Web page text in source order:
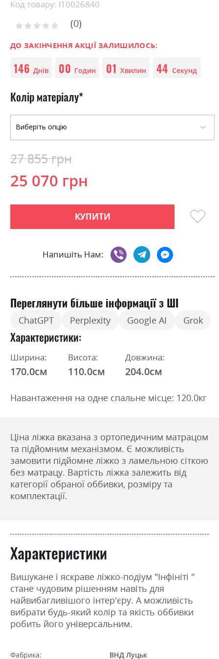
Skip
the
of
images
gallery
Код товару: l10026840
Рейтинг: 0
ДО ЗАКІНЧЕННЯ АКЦІЇ ЗАЛИШИЛОСЬ:
146 Днів 00 Годин 01 Хвилин 44 Секунд
Колір матеріалу
25 070 грн
27 855 грн
КУПИТИ
Напишіть Нам:
Переглянути більше інформації з ШІ
ChatGPT Perplexity Google AI Grok
Характеристики
Ширина:
170.0см
Висота:
110.0см
Довжина:
204.0см
Навантаження на одне спальне місце: 120.0кг
Ціна ліжка вказана з ортопедичним матрацом
та підйомним механізмом. Є можливість
замовити підйомне ліжко з ламельною сіткою
без матрацу. Вартість ліжка залежить від
категорії обраної оббивки, розміру та
комплектації.
Характеристики
Вишукане і яскраве ліжко-подіум "Інфініті "
стане чудовим рішенням навіть для
найвибагливішого інтер'єру. А можливість
вибрати будь-який колір та якість оббивки
робить його універсальним.
Фабрика: ВНД Луцьк